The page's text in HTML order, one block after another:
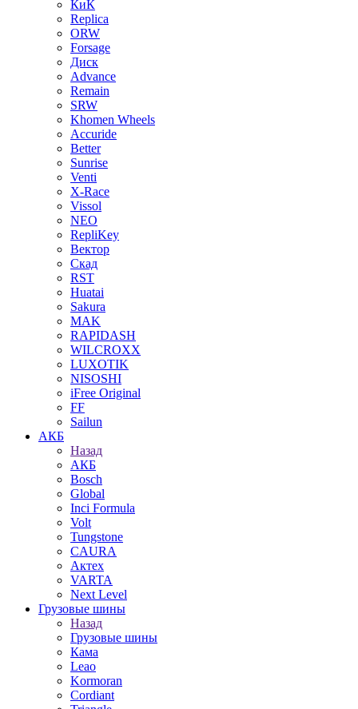
КиК
Replica
ORW
Forsage
Диск
Advance
Remain
SRW
Khomen Wheels
Accuride
Better
Sunrise
Venti
X-Race
Vissol
NEO
RepliKey
Вектор
Скад
RST
Huatai
Sakura
MAK
RAPIDASH
WILCROXX
LUXOTIK
NISOSHI
iFree Original
FF
Sailun
АКБ
Назад
АКБ
Bosch
Global
Inci Formula
Volt
Tungstone
CAURA
Актех
VARTA
Next Level
Грузовые шины
Назад
Грузовые шины
Кама
Leao
Kormoran
Cordiant